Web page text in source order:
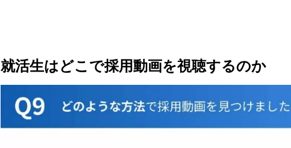
就活生はどこで採用動画を視聴するのか